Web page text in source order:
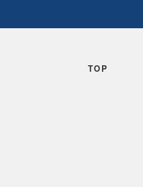
TOP